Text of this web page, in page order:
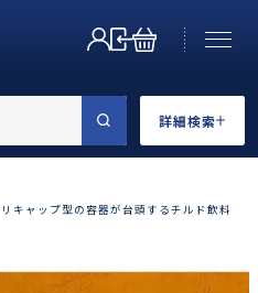
詳細検索
ャップ型の容器が台頭するチルド飲料